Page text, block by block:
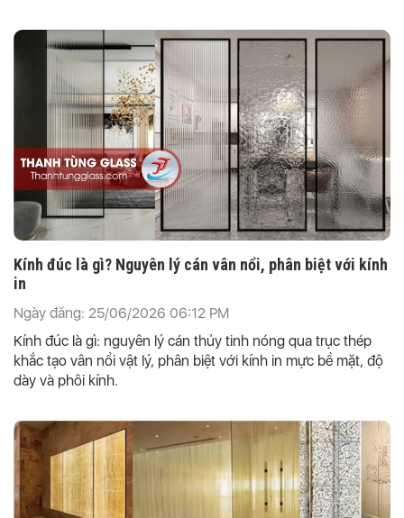
Kính đúc là gì? Nguyên lý cán vân nổi, phân biệt với kính
in
Ngày đăng: 25/06/2026 06:12 PM
Kính đúc là gì: nguyên lý cán thủy tinh nóng qua trục thép
khắc tạo vân nổi vật lý, phân biệt với kính in mực bề mặt, độ
dày và phôi kính.